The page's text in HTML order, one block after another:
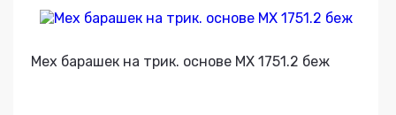
Мех барашек на трик. основе МХ 1751.2 беж